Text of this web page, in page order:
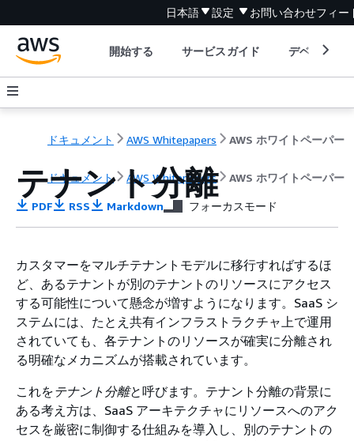
日本語 設定 お問い合わせフィー
開始する サービスガイド デベロッパ
ドキュメント AWS Whitepapers AWS ホワイトペーパー
ドキュメント AWS Whitepapers AWS ホワイトペーパー
テナント分離
PDF RSS Markdown フォーカスモード
カスタマーをマルチテナントモデルに移行すればするほ
ど、あるテナントが別のテナントのリソースにアクセス
する可能性について懸念が増すようになります。SaaS シ
ステムには、たとえ共有インフラストラクチャ上で運用
されていても、各テナントのリソースが確実に分離され
る明確なメカニズムが搭載されています。
これをテナント分離と呼びます。テナント分離の背景に
ある考え方は、SaaS アーキテクチャにリソースへのアク
セスを厳密に制御する仕組みを導入し、別のテナントの